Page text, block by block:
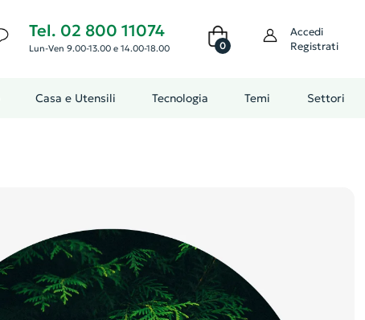
Tel. 02 800 11074
Lun-Ven 9.00-13.00 e 14.00-18.00 0
Accedi
Registrati
Casa e Utensili Tecnologia Temi Settori